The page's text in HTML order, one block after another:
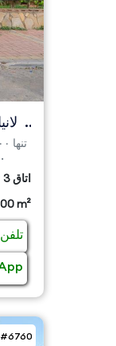
با ۱۰۰ متر
3 اتاق
m²
تلفن
#6760